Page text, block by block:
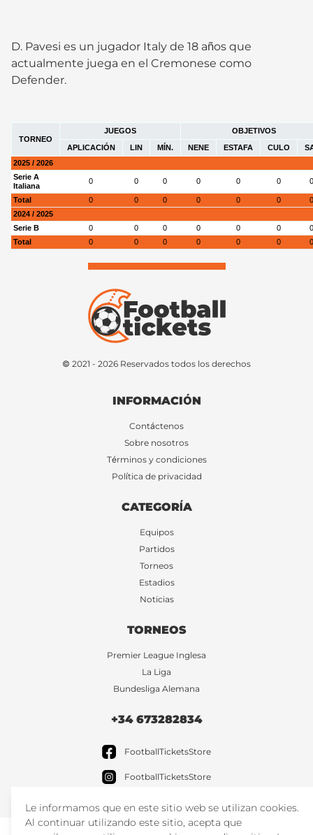
D. Pavesi es un jugador Italy de 18 años que
actualmente juega en el Cremonese como
Defender.
TORNEO
JUEGOS
OBJETIVOS
APLICACIÓN
LIN MÍN. NENE ESTAFA CULO
2025 / 2026
Serie A
Italiana
0 0 0 0 0 0 0
Total 0 0 0 0 0 0
0
2024 / 2025
Serie B
0 0 0 0 0 0
0
Total
0 0 0 0 0 0 0
© 2021 - 2026 Reservados todos los derechos
INFORMACIÓN
Contáctenos
Sobre nosotros
Términos y condiciones
Política de privacidad
CATEGORÍA
Equipos
Partidos
Torneos
Estadios
Noticias
TORNEOS
Premier League Inglesa
La Liga
Bundesliga Alemana
+34 673282834
FootballTicketsStore
FootballTicketsStore
Le informamos que en este sitio web se utilizan cookies.
Al continuar utilizando este sitio, acepta que